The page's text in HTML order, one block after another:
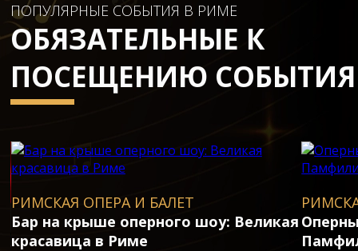
ПОПУЛЯРНЫЕ СОБЫТИЯ В РИМЕ
ОБЯЗАТЕЛЬНЫЕ К
ПОСЕЩЕНИЮ СОБЫТИЯ
РИМСКАЯ ОПЕРА И БАЛЕТ
Бар на крыше оперного шоу: Великая
красавица в Риме